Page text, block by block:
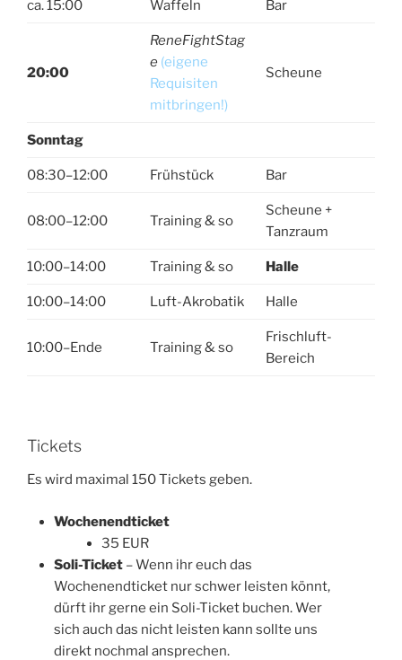
ca. 15:00 Waffeln Bar
20:00
ReneFightStag
e (eigene
Requisiten
mitbringen!)
Scheune
Sonntag
08:30–12:00 Frühstück Bar
08:00–12:00 Training & so
Scheune +
Tanzraum
10:00–14:00 Training & so Halle
10:00–14:00 Luft-Akrobatik Halle
10:00–Ende Training & so
Frischluft-
Bereich
Tickets
Es wird maximal 150 Tickets geben.
Wochenendticket
35 EUR
Soli-Ticket – Wenn ihr euch das
Wochenendticket nur schwer leisten könnt,
dürft ihr gerne ein Soli-Ticket buchen. Wer
sich auch das nicht leisten kann sollte uns
direkt nochmal ansprechen.